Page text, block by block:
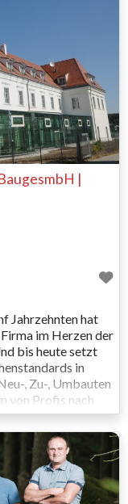
|
Jahrzehnten hat
im Herzen der
bis heute setzt
in
, Zu-, Umbauten
von Profis nach
Antwort: